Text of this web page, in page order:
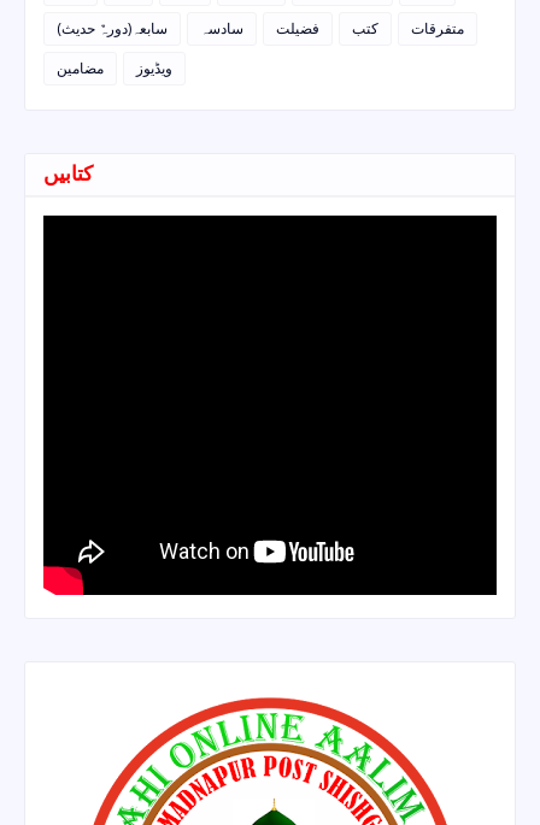
سابعہ(دورہٌ حدیث)
سادسہ فضیلت کتب
متفرقات
مضامین
ویڈیوز
کتابیں